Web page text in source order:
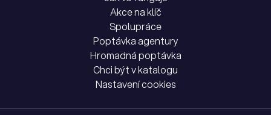
Akce na klíč
Spolupráce
Poptávka agentury
Hromadná poptávka
Chci být v katalogu
Nastavení cookies